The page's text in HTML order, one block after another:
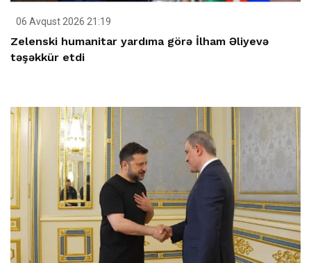
06 Avqust 2026 21:19
Zelenski humanitar yardıma görə İlham Əliyevə
təşəkkür etdi